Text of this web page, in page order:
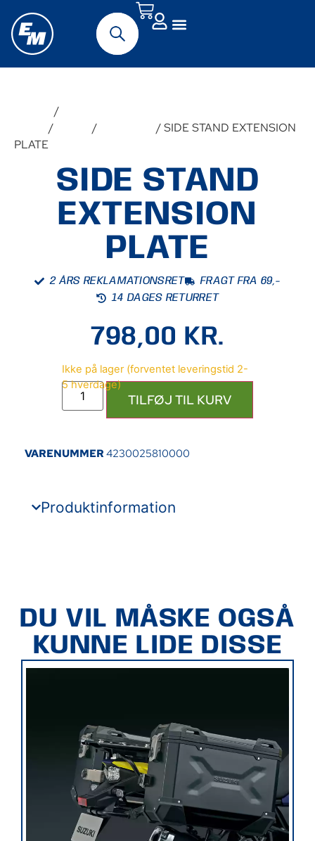
/
/ /
/ SIDE STAND EXTENSION
PLATE
SIDE STAND
EXTENSION
PLATE
2 ÅRS REKLAMATIONSRET
FRAGT FRA 69,-
14 DAGES RETURRET
798,00 KR.
TILFØJ TIL KURV
VARENUMMER 4230025810000
Produktinformation
DU VIL MÅSKE OGSÅ
KUNNE LIDE DISSE